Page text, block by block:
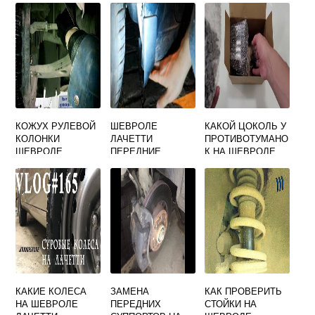
ЛАЧЕТТИ
ЛАЧЕТТИ
КОЖУХ РУЛЕВОЙ
КОЛОНКИ
ШЕВРОЛЕ
ШЕВРОЛЕ
ЛАЧЕТТИ
ПЕРЕДНИЕ
АРТИКУЛ
КАКОЙ ЦОКОЛЬ У
ПРОТИВОТУМАНО
К НА ШЕВРОЛЕ
КАКИЕ КОЛЕСА
НА ШЕВРОЛЕ
ЗАМЕНА
ПЕРЕДНИХ
КАК ПРОВЕРИТЬ
СТОЙКИ НА